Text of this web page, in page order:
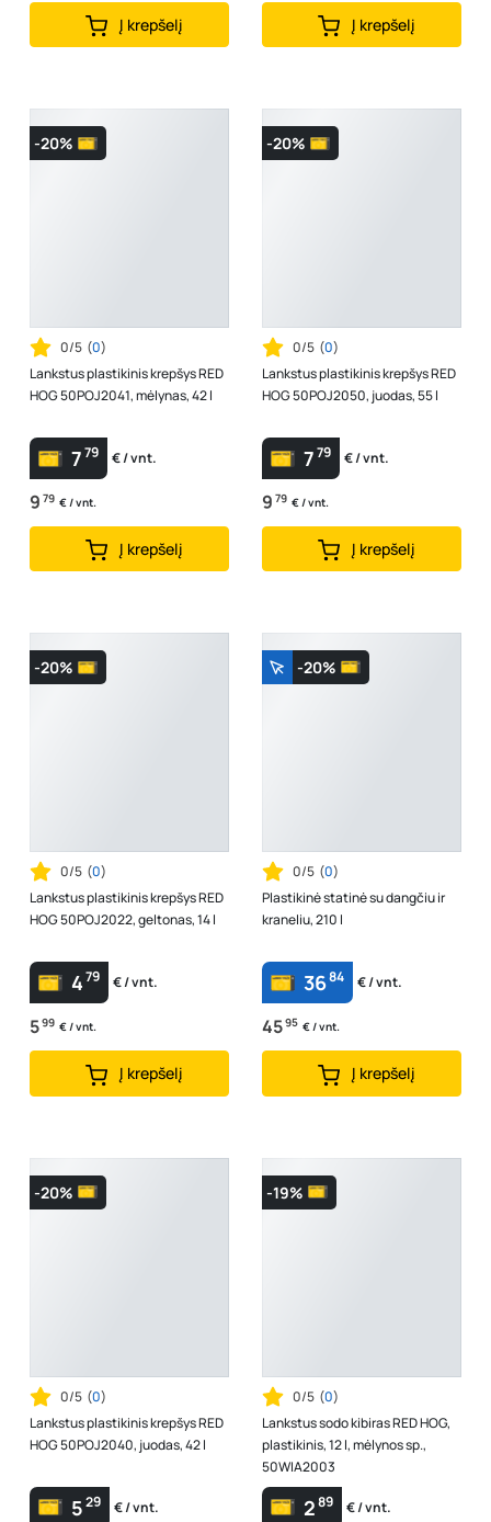
Į krepšelį Į krepšelį
-20%
0/5 (0)
Lankstus plastikinis krepšys RED
HOG 50POJ2041, mėlynas, 42 l
779 € / vnt.
9 79 € / vnt.
Į krepšelį
-20%
0/5 (0)
Lankstus plastikinis krepšys RED
HOG 50POJ2050, juodas, 55 l
779 € / vnt.
9 79 € / vnt.
Į krepšelį
-20%
0/5 (0)
Lankstus plastikinis krepšys RED
HOG 50POJ2022, geltonas, 14 l
479 € / vnt.
599 € / vnt.
Į krepšelį
-20%
0/5 (0)
Plastikinė statinė su dangčiu ir
kraneliu, 210 l
3684 € / vnt.
4595 € / vnt.
Į krepšelį
-20%
0/5 (0)
Lankstus plastikinis krepšys RED
HOG 50POJ2040, juodas, 42 l
529 € / vnt.
-19%
0/5 (0)
Lankstus sodo kibiras RED HOG,
plastikinis, 12 l, mėlynos sp.,
50WIA2003
289 € / vnt.